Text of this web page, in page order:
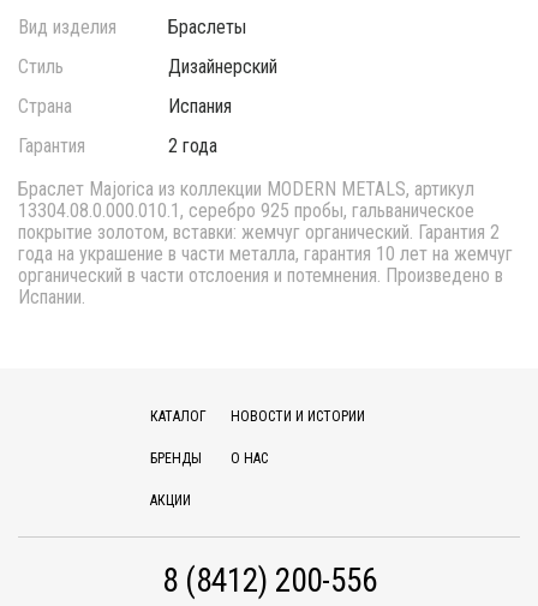
Вид изделия
Браслеты
Стиль
Дизайнерский
Страна
Испания
Гарантия
2 года
Браслет Majorica из коллекции MODERN METALS, артикул
13304.08.0.000.010.1, серебро 925 пробы, гальваническое
покрытие золотом, вставки: жемчуг органический. Гарантия 2
года на украшение в части металла, гарантия 10 лет на жемчуг
органический в части отслоения и потемнения. Произведено в
Испании.
КАТАЛОГ
БРЕНДЫ
АКЦИИ
НОВОСТИ И ИСТОРИИ
О НАС
8 (8412) 200-556